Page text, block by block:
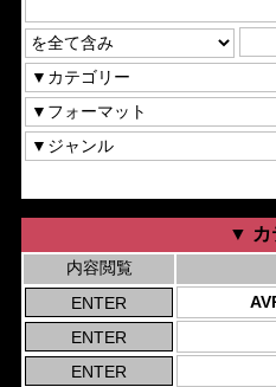
▼ カ
内容閲覧